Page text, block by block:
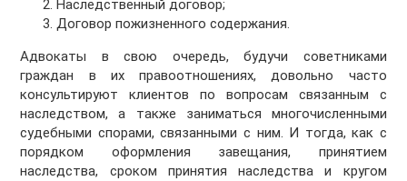
Наследственный договор;
Договор пожизненного содержания.
Адвокаты в свою очередь, будучи советниками
граждан в их правоотношениях, довольно часто
консультируют клиентов по вопросам связанным с
наследством, а также заниматься многочисленными
судебными спорами, связанными с ним. И тогда, как с
порядком оформления завещания, принятием
наследства, сроком принятия наследства и кругом